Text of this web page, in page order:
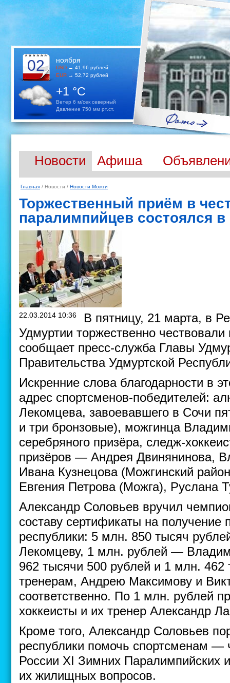
02 ноября
USD → 41,96 рублей
EUR → 52,72 рублей
+1 °C
Ветер 6 м/сек северный
Давление 750 мм рт.ст.
Новости Афиша
Главная / Новости / Новости Можги
Торжественный приём в
паралимпийцев состоялся
22.03.2014 10:36
В пятницу, 21 марта, в
Удмуртии торжественно
сообщает пресс-служба Главы
Правительства Удмуртской
Искренние слова благодарности в
адрес спортсменов-победителей:
Лекомцева, завоевавшего в Сочи
и три бронзовые), можгинца
серебряного призёра, следж-
призёров — Андрея Двинянинова,
Ивана Кузнецова (Можгинский
Евгения Петрова (Можга), Руслана
Александр Соловьев вручил
составу сертификаты на получение
республики: 5 млн. 850 тысяч
Лекомцеву, 1 млн. рублей —
962 тысячи 500 рублей и 1 млн.
тренерам, Андрею Максимову и
соответственно. По 1 млн. рублей
хоккеисты и их тренер Александр
Кроме того, Александр Соловьев
республики помочь спортсменам
России XI Зимних Паралимпийских
их жилищных вопросов.